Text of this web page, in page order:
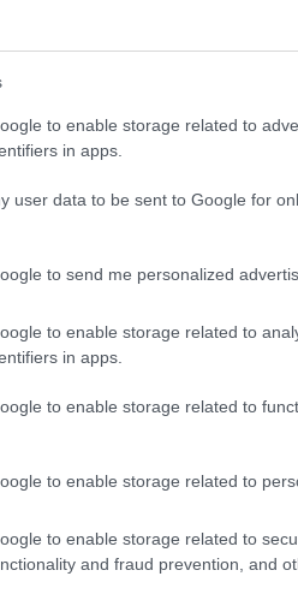
to enable storage related to
in apps.
user data to be sent to Google for
to send me personalized
to enable storage related to
in apps.
to enable storage related to
to enable storage related to
to enable storage related to
and fraud prevention, and